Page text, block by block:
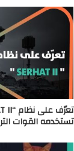
تستخدمه القوات